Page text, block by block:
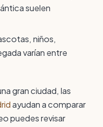
suelen
niños,
varían entre
gran ciudad, las
ayudan a comparar
puedes revisar